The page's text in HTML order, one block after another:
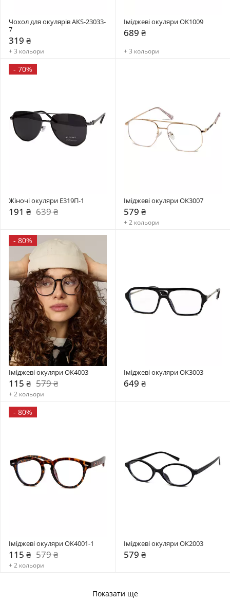
Чохол для окулярів AKS-23033-
7
319 ₴
+ 3 кольори
Іміджеві окуляри OK1009
689 ₴
+ 3 кольори
- 70%
Жіночі окуляри E319П-1
191 ₴ 639 ₴
Іміджеві окуляри OK3007
579 ₴
+ 2 кольори
- 80%
Іміджеві окуляри OK4003
115 ₴ 579 ₴
+ 2 кольори
Іміджеві окуляри ОК3003
649 ₴
- 80%
Іміджеві окуляри OK4001-1
115 ₴ 579 ₴
+ 2 кольори
Іміджеві окуляри OК2003
579 ₴
Показати ще